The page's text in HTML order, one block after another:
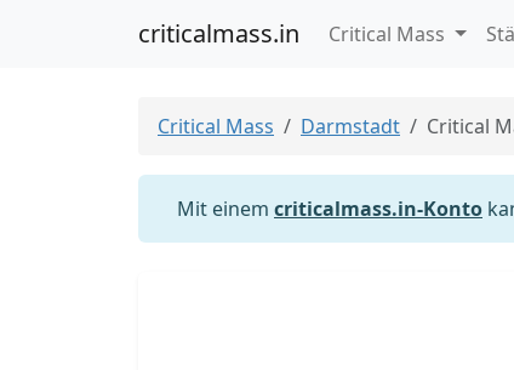
criticalmass.in Critical Mass
Critical Mass Darmstadt Critical
Mit einem criticalmass.in-Konto